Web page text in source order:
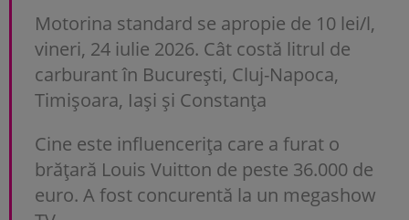
Motorina standard se apropie de 10 lei/l,
vineri, 24 iulie 2026. Cât costă litrul de
carburant în București, Cluj-Napoca,
Timișoara, Iași și Constanța
Cine este influencerița care a furat o
brățară Louis Vuitton de peste 36.000 de
euro. A fost concurentă la un megashow